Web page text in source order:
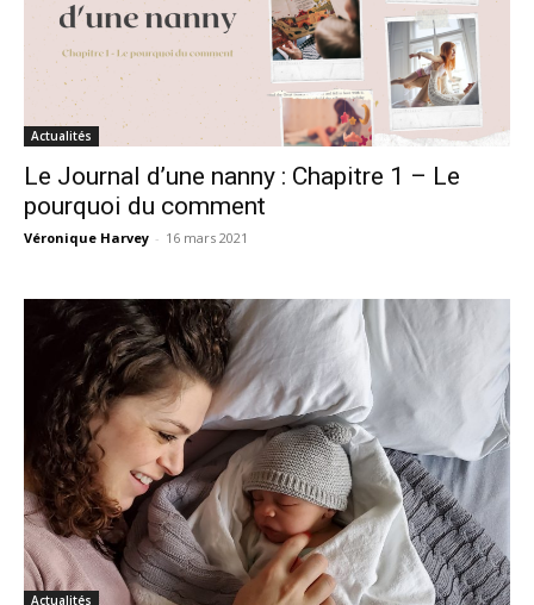
Actualités
Le Journal d’une nanny : Chapitre 1 – Le
pourquoi du comment
Véronique Harvey - 16 mars 2021
Actualités